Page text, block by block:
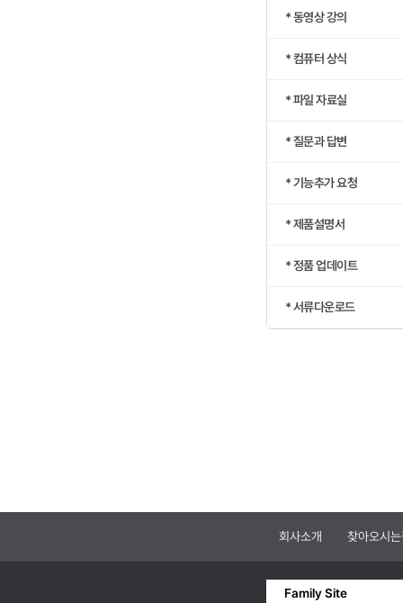
* 동영상 강의
* 컴퓨터 상식
* 파일 자료실
* 질문과 답변
* 기능추가 요청
* 제품설명서
* 정품 업데이트
* 서류다운로드
회사소개 찾아오시
Family Site